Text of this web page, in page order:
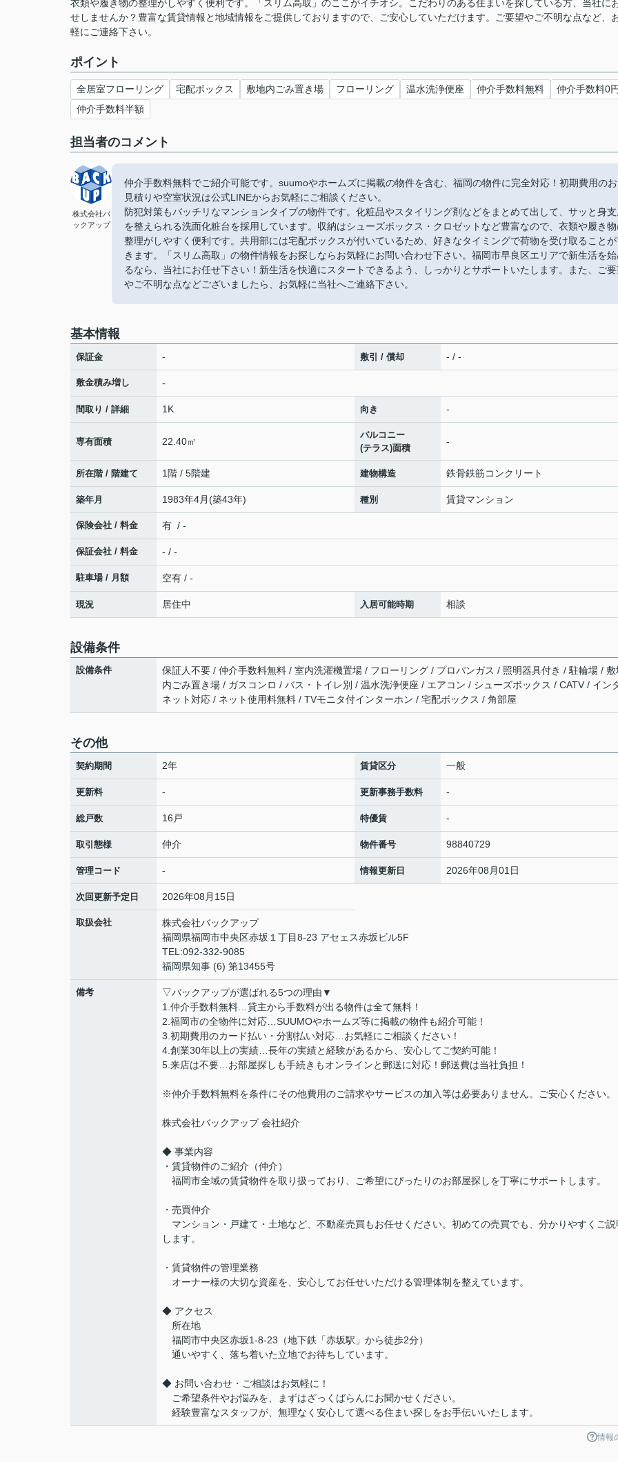
衣類や履き物の整理がしやすく便利です。「スリム高取」のここがイチオシ。こだわりのある住まいを探している方、当社に
せしませんか？豊富な賃貸情報と地域情報をご提供しておりますので、ご安心していただけます。ご要望やご不明な点など、
軽にご連絡下さい。
ポイント
全居室フローリング 宅配ボックス 敷地内ごみ置き場 フローリング 温水洗浄便座 仲介手数料無料
仲介手数料0円
仲介手数料半額
担当者のコメント
株式会社バ
ックアップ
仲介手数料無料でご紹介可能です。suumoやホームズに掲載の物件を含む、福岡の物件に完全対応！初期費用のお
見積りや空室状況は公式LINEからお気軽にご相談ください。
防犯対策もバッチリなマンションタイプの物件です。化粧品やスタイリング剤などをまとめて出して、サッと身
を整えられる洗面化粧台を採用しています。収納はシューズボックス・クロゼットなど豊富なので、衣類や履き
整理がしやすく便利です。共用部には宅配ボックスが付いているため、好きなタイミングで荷物を受け取ること
きます。「スリム高取」の物件情報をお探しならお気軽にお問い合わせ下さい。福岡市早良区エリアで新生活を始
るなら、当社にお任せ下さい！新生活を快適にスタートできるよう、しっかりとサポートいたします。また、ご要
やご不明な点などございましたら、お気軽に当社へご連絡下さい。
基本情報
保証金 - 敷引 / 償却 - / -
敷金積み増し -
間取り / 詳細 1K 向き -
専有面積 22.40㎡
バルコニー
(テラス)面積
-
所在階 / 階建て 1階 / 5階建 建物構造 鉄骨鉄筋コンクリート
築年月 1983年4月(築43年) 種別 賃貸マンション
保険会社 / 料金 有 / -
保証会社 / 料金 - / -
駐車場 / 月額 空有 / -
現況 居住中 入居可能時期 相談
設備条件
設備条件
保証人不要 / 仲介手数料無料 / 室内洗濯機置場 / フローリング / プロパンガス / 照明器具付き / 駐輪場 / 敷
内ごみ置き場 / ガスコンロ / バス・トイレ別 / 温水洗浄便座 / エアコン / シューズボックス / CATV / イン
ネット対応 / ネット使用料無料 / TVモニタ付インターホン / 宅配ボックス / 角部屋
その他
契約期間 2年 賃貸区分 一般
更新料 - 更新事務手数料 -
総戸数 16戸 特優賃 -
取引態様 仲介 物件番号 98840729
管理コード - 情報更新日 2026年08月01日
次回更新予定日 2026年08月15日
取扱会社
株式会社バックアップ
福岡県福岡市中央区赤坂１丁目8-23 アセェス赤坂ビル5F
TEL:092-332-9085
福岡県知事 (6) 第13455号
備考
▽バックアップが選ばれる5つの理由▼
1.仲介手数料無料…貸主から手数料が出る物件は全て無料！
2.福岡市の全物件に対応…SUUMOやホームズ等に掲載の物件も紹介可能！
3.初期費用のカード払い・分割払い対応…お気軽にご相談ください！
4.創業30年以上の実績…長年の実績と経験があるから、安心してご契約可能！
5.来店は不要…お部屋探しも手続きもオンラインと郵送に対応！郵送費は当社負担！
※仲介手数料無料を条件にその他費用のご請求やサービスの加入等は必要ありません。ご安心ください。
株式会社バックアップ 会社紹介
◆ 事業内容
・賃貸物件のご紹介（仲介）
福岡市全域の賃貸物件を取り扱っており、ご希望にぴったりのお部屋探しを丁寧にサポートします。
・売買仲介
マンション・戸建て・土地など、不動産売買もお任せください。初めての売買でも、分かりやすくご説
します。
・賃貸物件の管理業務
オーナー様の大切な資産を、安心してお任せいただける管理体制を整えています。
◆ アクセス
所在地
福岡市中央区赤坂1-8-23（地下鉄「赤坂駅」から徒歩2分）
通いやすく、落ち着いた立地でお待ちしています。
◆ お問い合わせ・ご相談はお気軽に！
ご希望条件やお悩みを、まずはざっくばらんにお聞かせください。
経験豊富なスタッフが、無理なく安心して選べる住まい探しをお手伝いいたします。
情報